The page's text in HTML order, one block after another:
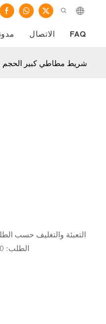
الاتصال FAQ
شريط مطاطي كبير الحجم
الطلب: 1000 مجموعة)، شعار مخصص (الحد الأدنى. النظام: 1000 مجموعات)